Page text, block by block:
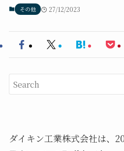
その他 27/12/2023
ダイキン工業株式会社は、